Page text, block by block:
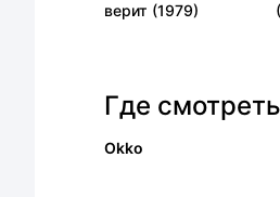
верит (1979)
Где смотреть
Okko